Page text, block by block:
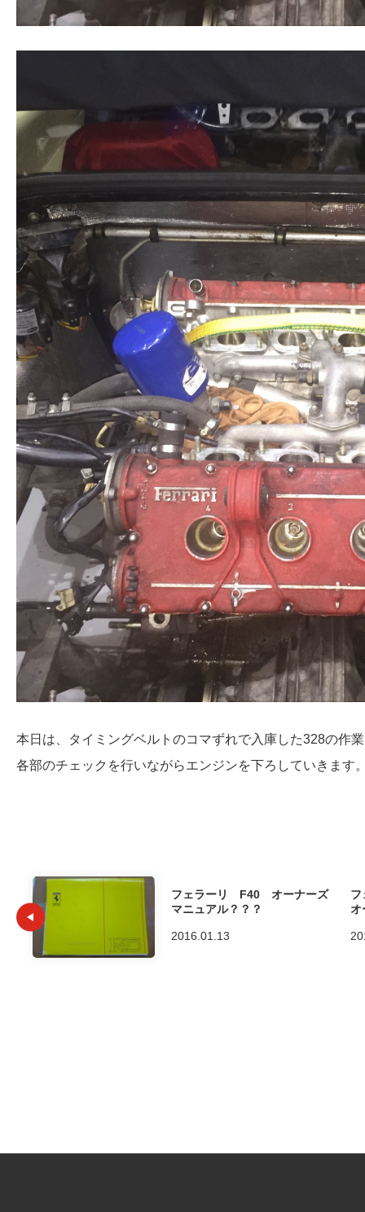
本日は、タイミングベルトのコマずれで入庫した328の作
各部のチェックを行いながらエンジンを下ろしていきます
フェラーリ F40 オーナーズ
マニュアル？？？
2016.01.13
オ